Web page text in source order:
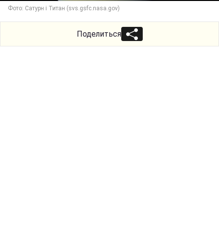
Фото: Сатурн і Титан (svs.gsfc.nasa.gov)
Поделиться